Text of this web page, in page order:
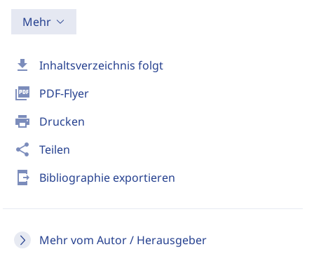
download Inhaltsverzeichnis folgt
picture_as_pdf PDF-Flyer
print Drucken
share Teilen
send_to_mobile Bibliographie exportieren
Mehr vom Autor / Herausgeber
Mehr